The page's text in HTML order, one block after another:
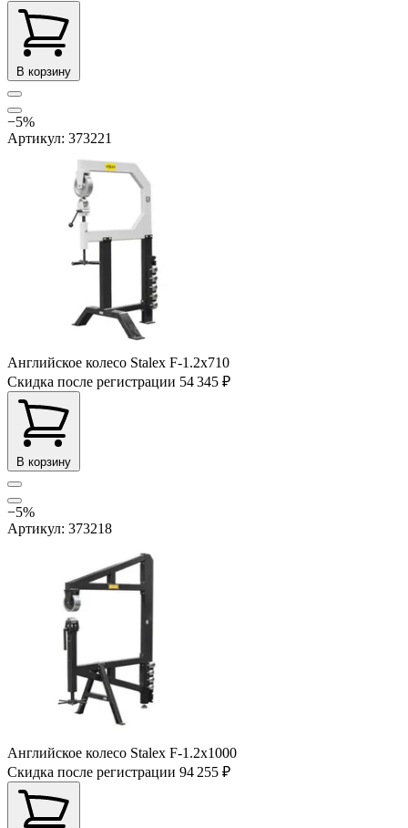
В корзину
−5%
Артикул: 373221
Английское колесо Stalex F-1.2x710
Скидка после регистрации 54 345 ₽
В корзину
−5%
Артикул: 373218
Английское колесо Stalex F-1.2х1000
Скидка после регистрации 94 255 ₽